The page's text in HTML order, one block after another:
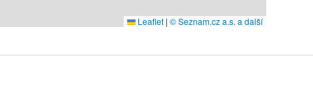
Leaflet | © Seznam.cz a.s. a další